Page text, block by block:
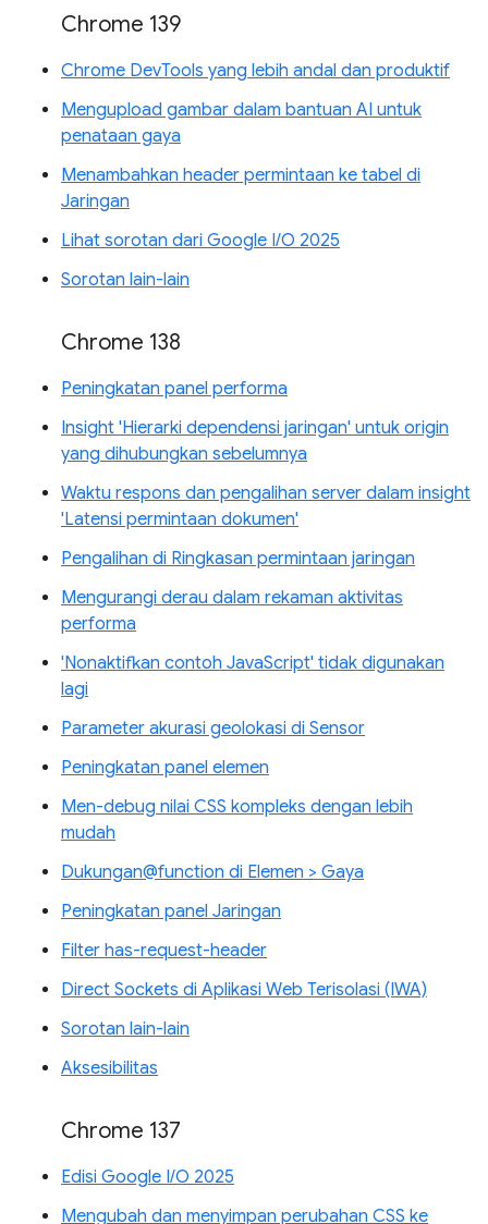
Chrome 139
Chrome DevTools yang lebih andal dan produktif
Mengupload gambar dalam bantuan AI untuk
penataan gaya
Menambahkan header permintaan ke tabel di
Jaringan
Lihat sorotan dari Google I/O 2025
Sorotan lain-lain
Chrome 138
Peningkatan panel performa
Insight 'Hierarki dependensi jaringan' untuk origin
yang dihubungkan sebelumnya
Waktu respons dan pengalihan server dalam insight
'Latensi permintaan dokumen'
Pengalihan di Ringkasan permintaan jaringan
Mengurangi derau dalam rekaman aktivitas
performa
'Nonaktifkan contoh JavaScript' tidak digunakan
lagi
Parameter akurasi geolokasi di Sensor
Peningkatan panel elemen
Men-debug nilai CSS kompleks dengan lebih
mudah
Dukungan@function di Elemen > Gaya
Peningkatan panel Jaringan
Filter has-request-header
Direct Sockets di Aplikasi Web Terisolasi (IWA)
Sorotan lain-lain
Aksesibilitas
Chrome 137
Edisi Google I/O 2025
Mengubah dan menyimpan perubahan CSS ke